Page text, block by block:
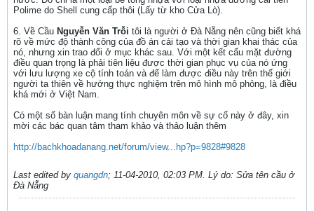
Polime do Shell cung cấp thôi (Lấy từ kho Cửa Lò).
6. Về Cầu Nguyễn Văn Trỗi tôi là người ở Đà Nẵng nên cũng biết khá
rõ về mức độ thành công của đồ án cải tạo và thời gian khai thác của
nó, nhưng xin trao đổi ở mục khác sau. Với một kết cấu mặt đường
điều quan trọng là phải tiên liệu được thời gian phục vụ của nó ứng
với lưu lượng xe cộ tính toán và để làm được điều này trên thế giới
người ta thiên về hướng thực nghiệm trên mô hình mô phỏng, là điều
khá mới ở Việt Nam.
Có một số bàn luận mang tính chuyên môn về sự cố này ở đây, xin
mời các bác quan tâm tham khảo và thảo luận thêm
http://bachkhoadanang.net/forum/view...hp?p=9828#9828
Last edited by quangdn; 11-04-2010, 02:03 PM. Lý do: Sửa tên cầu ở
Đà Nẵng